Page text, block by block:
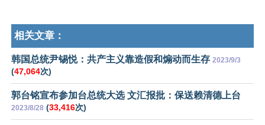
相关文章：
韩国总统尹锡悦：共产主义靠造假和煽动而生存 2023/9/3
(47,064次)
郭台铭宣布参加台总统大选 文汇报批：保送赖清德上台
2023/8/28 (33,416次)